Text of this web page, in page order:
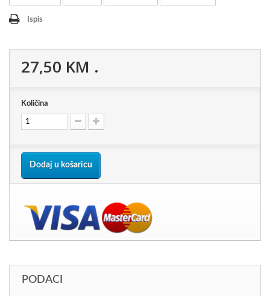
Ispis
27,50 KM .
Količina
Dodaj u košaricu
PODACI